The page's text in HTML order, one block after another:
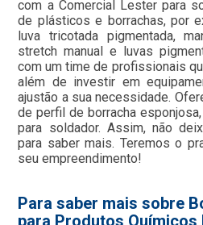
com a Comercial Lester para
de plásticos e borrachas, por
luva tricotada pigmentada,
stretch manual e luvas
com um time de profissionais
além de investir em
ajustão a sua necessidade.
de perfil de borracha
para soldador. Assim, não
para saber mais. Teremos o
seu empreendimento!
Para saber mais sobre
para Produtos Químicos